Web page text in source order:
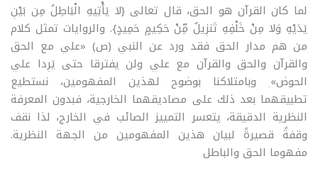
لما كان القرآن هو الحق، قال تعالى {لا يَأْتِيهِ الْبَاطِلُ مِن بَيْنِ
يَدَيْهِ وَلا مِنْ خَلْفِهِ تَنزِيلٌ مِّنْ حَكِيمٍ حَمِيدٍ}. والروايات تمثل كلام
من هم مدار الحق فقد ورد عن النبي (ص) «علي مع الحق
والقرآن والحق والقرآن مع علي ولن يفترقا حتى يَرِدا علي
الحوض»
.
وبامتلاكنا بوضوح لهذين المفهومين، نستطيع
تطبيقهما بعد ذلك على مصاديقهما الخارجية، فبدون المعرفة
النظرية الدقيقة، يتعسر التمييز الصائب في الخارج، لذا نقف
وقفةً قصيرةً لبيان هذين المفهومين من الجهة النظرية.
مفهوما الحق والباطل